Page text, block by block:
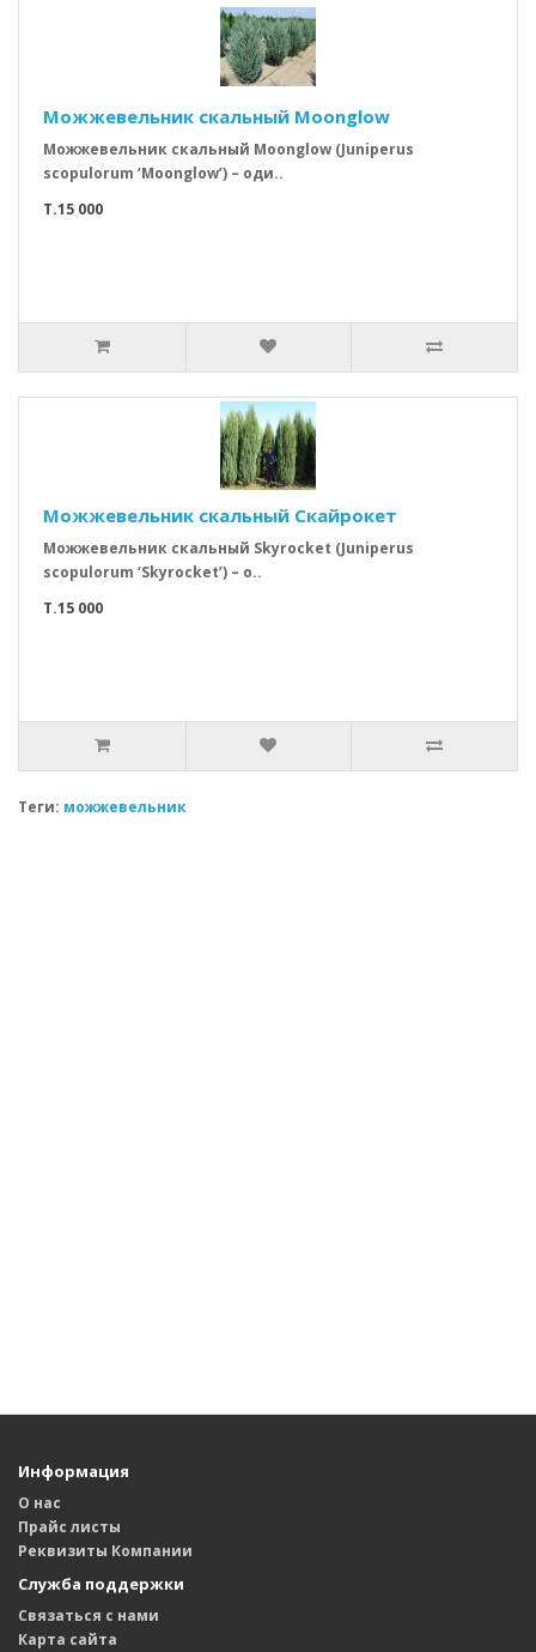
Можжевельник скальный Moonglow
Можжевельник скальный Moonglow (Juniperus
scopulorum ‘Moonglow’) – оди..
T.15 000
Можжевельник скальный Скайрокет
Можжевельник скальный Skyrocket (Juniperus
scopulorum ‘Skyrocket’) – о..
T.15 000
Теги: можжевельник
Информация
О нас
Прайс листы
Реквизиты Компании
Служба поддержки
Связаться с нами
Карта сайта